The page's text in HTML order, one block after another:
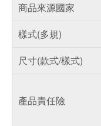
商品來源國家
樣式(多規)
尺寸(款式/樣式)
產品責任險